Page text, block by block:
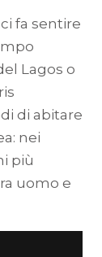
fa sentire
Lagos o
di abitare
nei
più
uomo e